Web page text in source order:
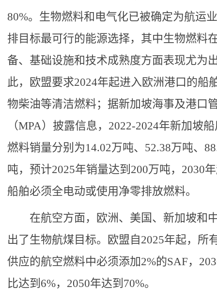
80%。生物燃料和电气化已被确定为航运
排目标最可行的能源选择，其中生物燃料
备、基础设施和技术成熟度方面表现尤为
此，欧盟要求2024年起进入欧洲港口的船
物柴油等清洁燃料；据新加坡海事及港口
（MPA）披露信息，2022-2024年新加坡
燃料销量分别为14.02万吨、52.38万吨、
吨，预计2025年销量达到200万吨，2030
船舶必须全电动或使用净零排放燃料。
在航空方面，欧洲、美国、新加坡和
出了生物航煤目标。欧盟自2025年起，所
供应的航空燃料中必须添加2%的SAF，
比达到6%，2050年达到70%。